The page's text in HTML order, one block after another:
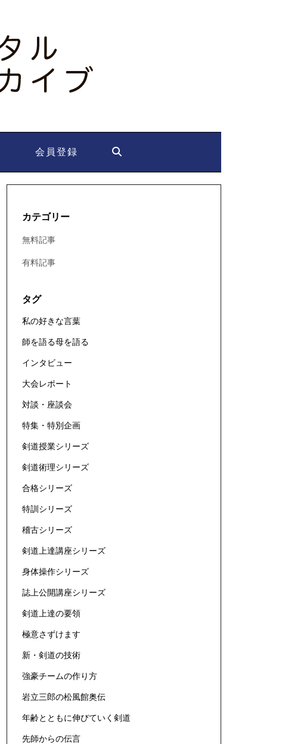
会員登録
カテゴリー
無料記事
有料記事
タグ
私の好きな言葉
師を語る母を語る
インタビュー
大会レポート
対談・座談会
特集・特別企画
剣道授業シリーズ
剣道術理シリーズ
合格シリーズ
特訓シリーズ
稽古シリーズ
剣道上達講座シリーズ
身体操作シリーズ
誌上公開講座シリーズ
剣道上達の要領
極意さずけます
新・剣道の技術
強豪チームの作り方
岩立三郎の松風館奥伝
年齢とともに伸びていく剣道
先師からの伝言